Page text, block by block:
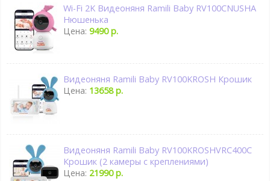
Wi-Fi 2K Видеоняня Ramili Baby RV100CNUSHA
Нюшенька
Цена:9490 р.
Видеоняня Ramili Baby RV100KROSH Крошик
Цена: 13658 р.
Видеоняня Ramili Baby RV100KROSHVRC400C
Крошик (2 камеры с креплениями)
Цена: 21990 р.